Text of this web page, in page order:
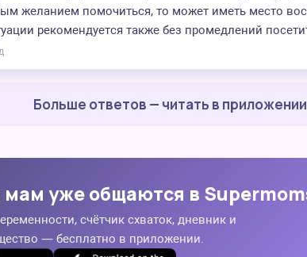
желанием помочиться, то может иметь место
рекомендуется также без промедлений
Больше ответов — читать в
уже общаются в
счётчик схваток, дневник и
— бесплатно в приложении.